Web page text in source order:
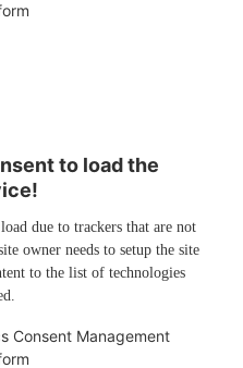
to load the
due to trackers that are not
owner needs to setup the site
to the list of technologies
Consent Management